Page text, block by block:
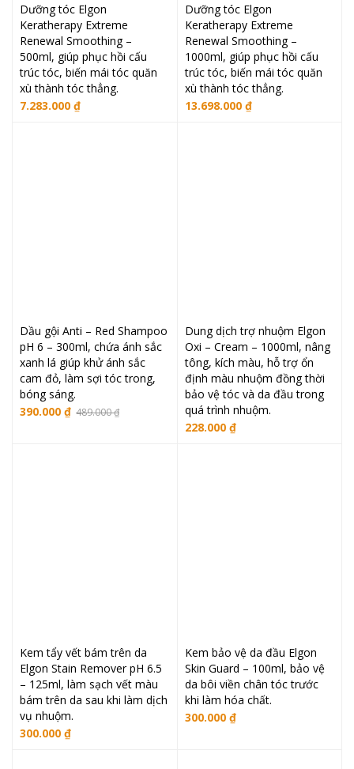
Dưỡng tóc Elgon
Keratherapy Extreme
Renewal Smoothing –
500ml, giúp phục hồi cấu
trúc tóc, biến mái tóc quăn
xù thành tóc thẳng.
7.283.000 ₫
Dưỡng tóc Elgon
Keratherapy Extreme
Renewal Smoothing –
1000ml, giúp phục hồi cấu
trúc tóc, biến mái tóc quăn
xù thành tóc thẳng.
13.698.000 ₫
Dầu gội Anti – Red Shampoo
pH 6 – 300ml, chứa ánh sắc
xanh lá giúp khử ánh sắc
cam đỏ, làm sợi tóc trong,
bóng sáng.
489.000₫
Giá
390.000 ₫
Giá
Dung dịch trợ nhuộm Elgon
Oxi – Cream – 1000ml, nâng
tông, kích màu, hỗ trợ ổn
định màu nhuộm đồng thời
bảo vệ tóc và da đầu trong
quá trình nhuộm.
228.000 ₫
Kem tẩy vết bám trên da
Elgon Stain Remover pH 6.5
– 125ml, làm sạch vết màu
bám trên da sau khi làm dịch
vụ nhuộm.
300.000 ₫
Kem bảo vệ da đầu Elgon
Skin Guard – 100ml, bảo vệ
da bôi viền chân tóc trước
khi làm hóa chất.
300.000 ₫